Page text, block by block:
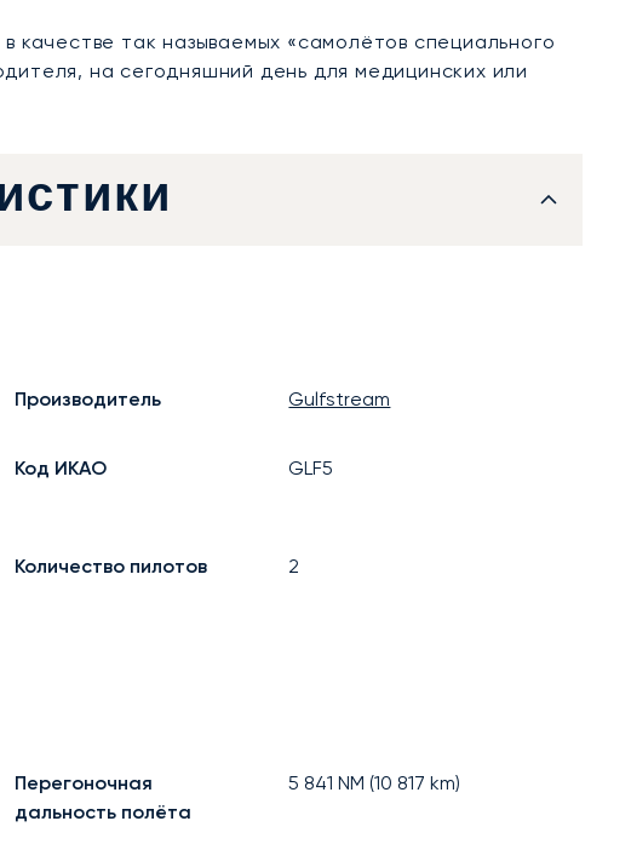
так называемых «самолётов специального
на сегодняшний день для медицинских или
Производитель Gulfstream
Код ИКАО GLF5
Количество пилотов 2
Перегоночная
дальность полёта
5 841 NM (10 817 km)